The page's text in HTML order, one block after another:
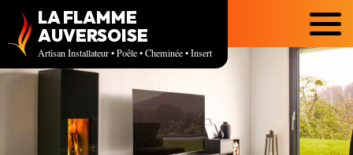
LA FLAMME
AUVERSOISE
Artisan Installateur • Poêle • Cheminée • Insert
Menu